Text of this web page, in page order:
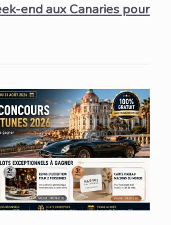
end aux Canaries pour